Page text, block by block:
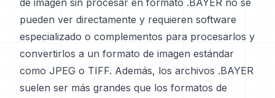
de imagen sin procesar en formato .BAYER no se
pueden ver directamente y requieren software
especializado o complementos para procesarlos y
convertirlos a un formato de imagen estándar
como JPEG o TIFF. Además, los archivos .BAYER
suelen ser más grandes que los formatos de